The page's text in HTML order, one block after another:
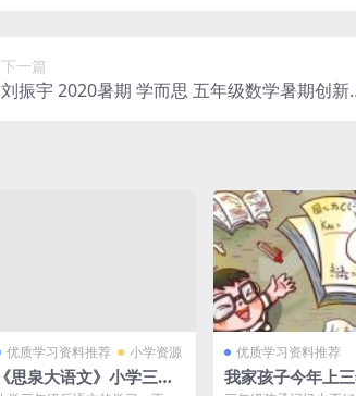
下一篇
刘振宇 2020暑期 学而思 五年级数学暑期创新
优质学习资料推荐 小学资源
《思泉大语文》小学三年
优质学习资料推荐
我家孩子今年上